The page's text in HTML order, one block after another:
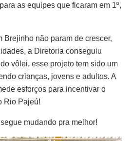
as equipes que ficaram em 1º,
Brejinho não param de crescer,
a Diretoria conseguiu
vôlei, esse projeto tem sido um
crianças, jovens e adultos. A
esforços para incentivar o
Rio Pajeú!
mudando pra melhor!